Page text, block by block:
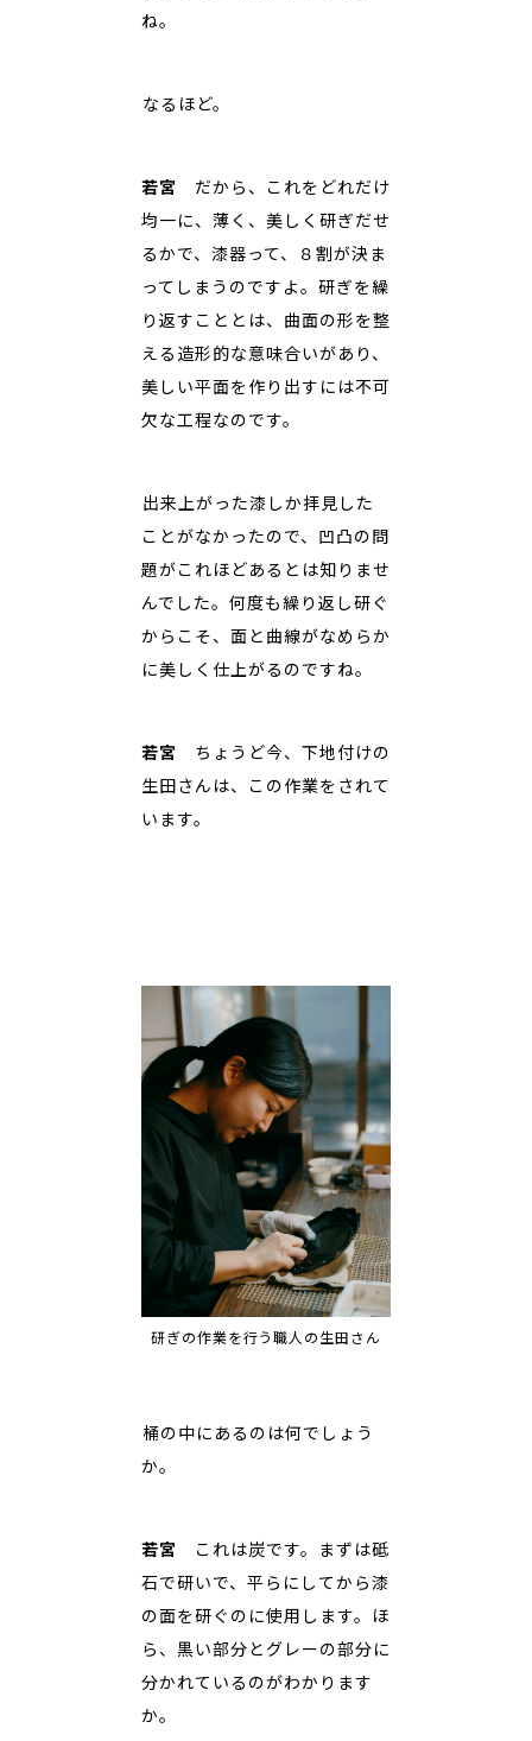
ね。
――なるほど。
若宮
だから、これをどれだけ
均一に、薄く、美しく研ぎだせ
るかで、漆器って、８割が決ま
ってしまうのですよ。研ぎを繰
り返すこととは、曲面の形を整
える造形的な意味合いがあり、
美しい平面を作り出すには不可
欠な工程なのです。
――出来上がった漆しか拝見した
ことがなかったので、凹凸の問
題がこれほどあるとは知りませ
んでした。何度も繰り返し研ぐ
からこそ、面と曲線がなめらか
に美しく仕上がるのですね。
若宮
ちょうど今、下地付けの
生田さんは、この作業をされて
います。
研ぎの作業を行う職人の生田さん
――桶の中にあるのは何でしょう
か。
若宮
これは炭です。まずは砥
石で研いで、平らにしてから漆
の面を研ぐのに使用します。ほ
ら、黒い部分とグレーの部分に
分かれているのがわかります
か。